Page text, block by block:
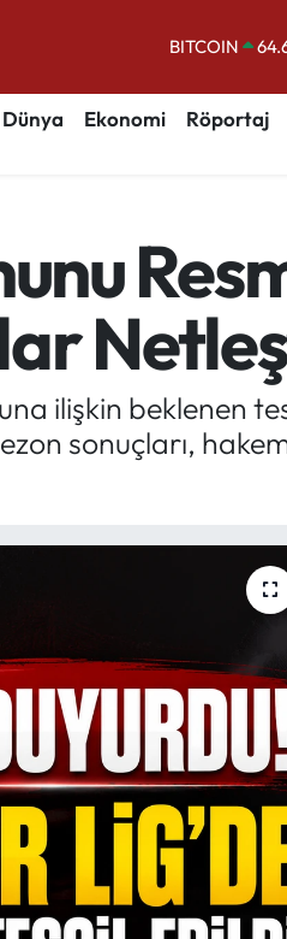
DOLAR
EURO
Dünya Ekonomi Röportaj
ilişkin beklenen
sonuçları,